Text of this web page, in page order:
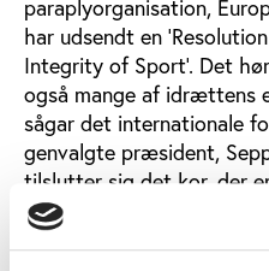
paraplyorganisation,
har udsendt en
Integrity of Sport’. Det
også mange af idrættens
sågar det internationale
genvalgte præsident,
tilslutter sig det kor, der
en udfordring for den
forlanger, at der må